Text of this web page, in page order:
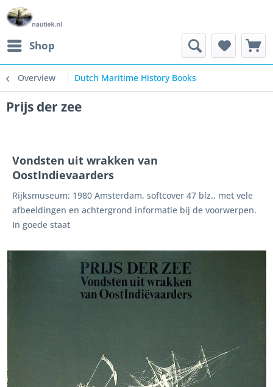
Shop
Overview Dutch Maritime History Books
Prijs der zee
Vondsten uit wrakken van
OostIndievaarders
Rijksmuseum: 1980 Amsterdam, softcover 47 blz., met vele
afbeeldingen en achtergrond informatie bij de voorwerpen.
In goede staat